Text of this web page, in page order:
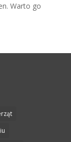
Warto go